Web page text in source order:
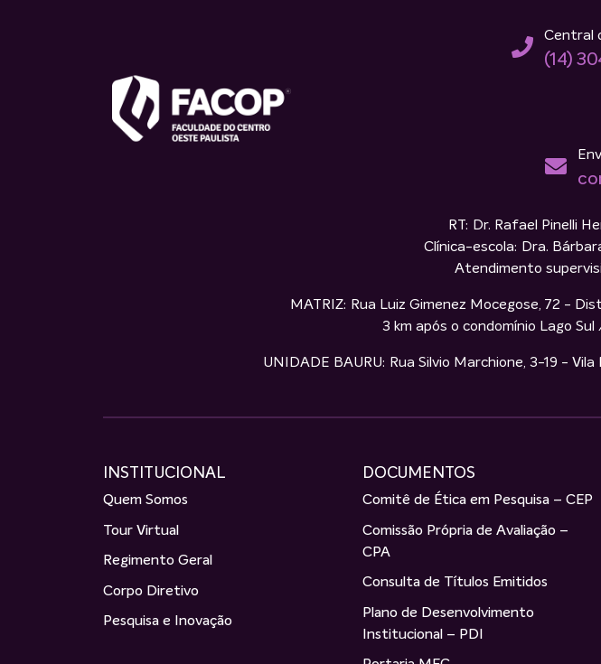
Central
(14)
RT: Dr. Rafael Pinelli
Clínica-escola: Dra.
Atendimento
MATRIZ: Rua Luiz Gimenez Mocegose, 72 -
3 km após o condomínio Lago
UNIDADE BAURU: Rua Silvio Marchione, 3-19 -
INSTITUCIONAL
Quem Somos
Tour Virtual
Regimento Geral
Corpo Diretivo
Pesquisa e Inovação
DOCUMENTOS
Comitê de Ética em Pesquisa – CEP
Comissão Própria de Avaliação –
CPA
Consulta de Títulos Emitidos
Plano de Desenvolvimento
Institucional – PDI